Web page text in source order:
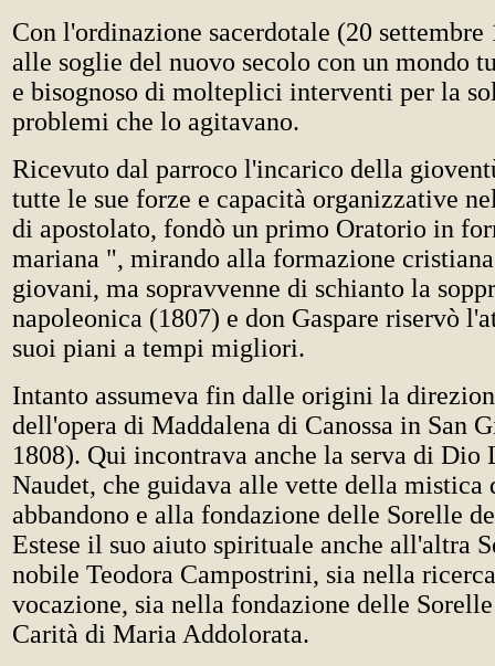
Con l'ordinazione sacerdotale (20
alle soglie del nuovo secolo con un mondo
e bisognoso di molteplici interventi per la
problemi che lo agitavano.
Ricevuto dal parroco l'incarico della
tutte le sue forze e capacità organizzative
di apostolato, fondò un primo Oratorio in
mariana ", mirando alla formazione
giovani, ma sopravvenne di schianto la
napoleonica (1807) e don Gaspare riservò
suoi piani a tempi migliori.
Intanto assumeva fin dalle origini la
dell'opera di Maddalena di Canossa in San
1808). Qui incontrava anche la serva di Dio
Naudet, che guidava alle vette della mistica
abbandono e alla fondazione delle Sorelle
Estese il suo aiuto spirituale anche all'altra
nobile Teodora Campostrini, sia nella
vocazione, sia nella fondazione delle
Carità di Maria Addolorata.